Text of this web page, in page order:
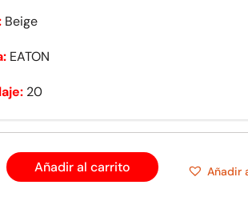
Beige
EATON
20
Añadir al carrito Añadir